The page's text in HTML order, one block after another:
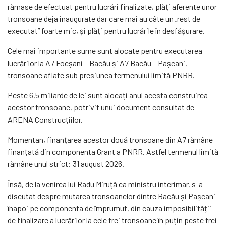
rămase de efectuat pentru lucrări finalizate, plăți aferente unor
tronsoane deja inaugurate dar care mai au câte un „rest de
executat” foarte mic, și plăți pentru lucrările în desfășurare.
Cele mai importante sume sunt alocate pentru executarea
lucrărilor la A7 Focșani – Bacău și A7 Bacău – Pașcani,
tronsoane aflate sub presiunea termenului limită PNRR.
Peste 6,5 miliarde de lei sunt alocați anul acesta construirea
acestor tronsoane, potrivit unui document consultat de
ARENA Construcțiilor.
Momentan, finanțarea acestor două tronsoane din A7 rămâne
finanțată din componenta Grant a PNRR. Astfel termenul limită
rămâne unul strict: 31 august 2026.
Însă, de la venirea lui Radu Miruță ca ministru interimar, s-a
discutat despre mutarea tronsoanelor dintre Bacău și Pașcani
înapoi pe componenta de împrumut, din cauza imposibilității
de finalizare a lucrărilor la cele trei tronsoane în puțin peste trei